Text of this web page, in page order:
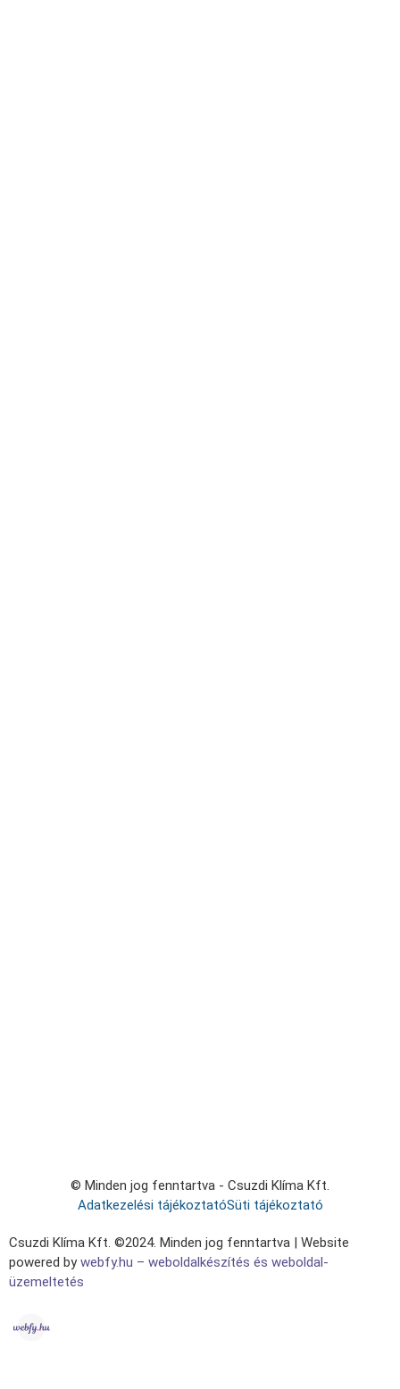
© Minden jog fenntartva - Csuzdi Klíma Kft.
Adatkezelési tájékoztatóSüti tájékoztató
Csuzdi Klíma Kft. ©2024. Minden jog fenntartva | Website
powered bywebfy.hu – weboldalkészítés és weboldal-
üzemeltetés